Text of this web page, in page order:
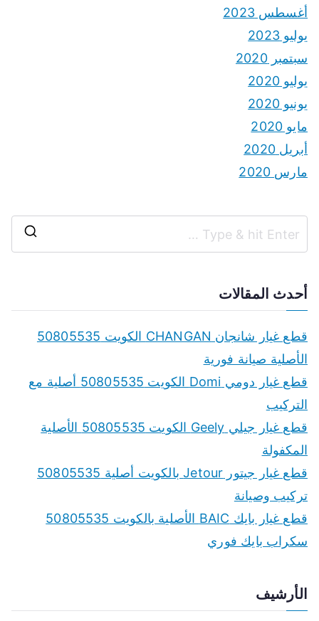
أغسطس 2023
يوليو 2023
سبتمبر 2020
يوليو 2020
يونيو 2020
مايو 2020
أبريل 2020
مارس 2020
r
أحدث المقالات
قطع غيار شانجان CHANGAN الكويت 50805535
الأصلية صيانة فورية
قطع غيار دومي Domi الكويت 50805535 أصلية مع
التركيب
قطع غيار جيلي Geely الكويت 50805535 الأصلية
المكفولة
قطع غيار جيتور Jetour بالكويت أصلية 50805535
تركيب وصيانة
قطع غيار بايك BAIC الأصلية بالكويت 50805535
سكراب بايك فوري
الأرشيف